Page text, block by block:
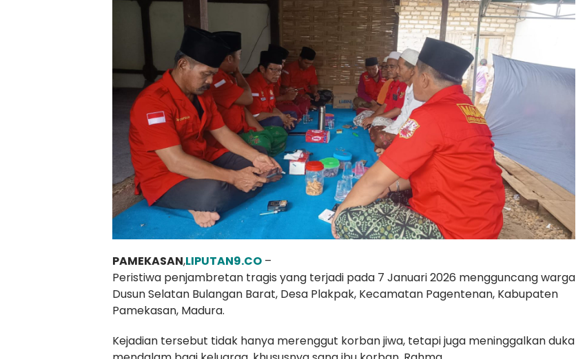
PAMEKASAN,LIPUTAN9.CO –
Peristiwa penjambretan tragis yang terjadi pada 7 Januari 2026 mengguncang warga
Dusun Selatan Bulangan Barat, Desa Plakpak, Kecamatan Pagentenan, Kabupaten
Pamekasan, Madura.
Kejadian tersebut tidak hanya merenggut korban jiwa, tetapi juga meninggalkan duka